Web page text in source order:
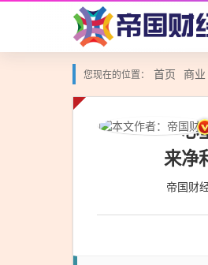
您现在的位置： 首页 商业
一心
来净
帝国财